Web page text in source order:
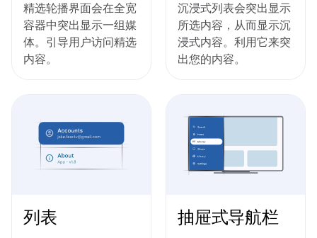
精选轮播界面会在全宽
容器中突出显示一组媒
体。引导用户访问精选
内容。
沉浸式列表会突出显示
所选内容，从而显示沉
浸式内容。利用它来突
出您的内容。
列表 抽屉式导航栏